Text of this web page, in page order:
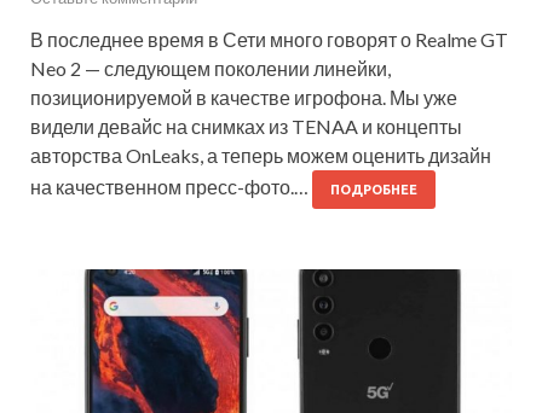
В последнее время в Сети много говорят о Realme GT
Neo 2 — следующем поколении линейки,
позиционируемой в качестве игрофона. Мы уже
видели девайс на снимках из TENAA и концепты
авторства OnLeaks, а теперь можем оценить дизайн
на качественном пресс-фото.…
ПОДРОБНЕЕ